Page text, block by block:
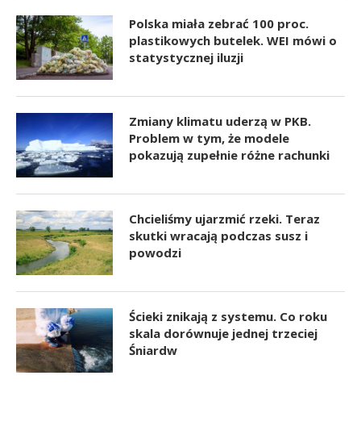
Polska miała zebrać 100 proc.
plastikowych butelek. WEI mówi o
statystycznej iluzji
Zmiany klimatu uderzą w PKB.
Problem w tym, że modele
pokazują zupełnie różne rachunki
Chcieliśmy ujarzmić rzeki. Teraz
skutki wracają podczas susz i
powodzi
Ścieki znikają z systemu. Co roku
skala dorównuje jednej trzeciej
Śniardw